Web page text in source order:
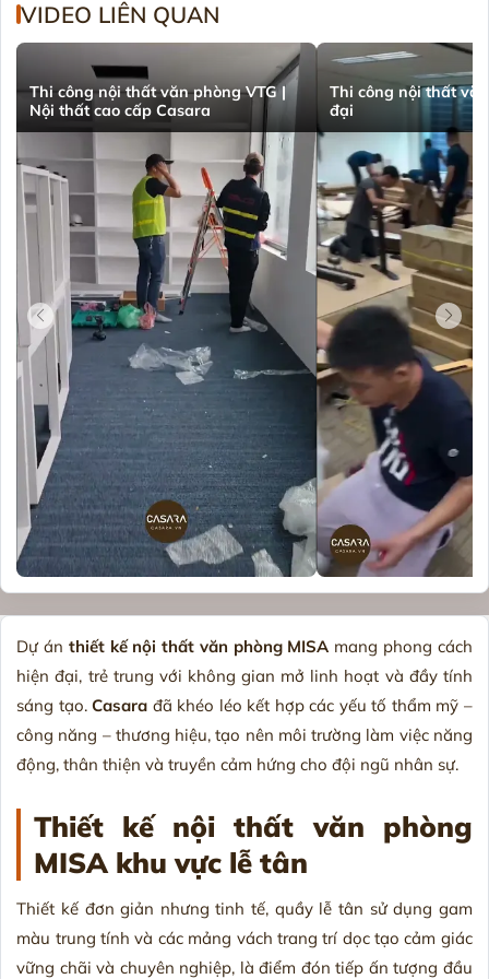
VIDEO LIÊN QUAN
Thi công nội thất văn phòng VTG |
Nội thất cao cấp Casara
Thi công nội thất
đại
Dự án thiết kế nội thất văn phòng MISA mang phong cách
hiện đại, trẻ trung với không gian mở linh hoạt và đầy tính
sáng tạo.Casara đã khéo léo kết hợp các yếu tố thẩm mỹ –
công năng – thương hiệu, tạo nên môi trường làm việc năng
động, thân thiện và truyền cảm hứng cho đội ngũ nhân sự.
Thiết kế nội thất văn phòng
MISA khu vực lễ tân
Thiết kế đơn giản nhưng tinh tế, quầy lễ tân sử dụng gam
màu trung tính và các mảng vách trang trí dọc tạo cảm giác
vững chãi và chuyên nghiệp, là điểm đón tiếp ấn tượng đầu